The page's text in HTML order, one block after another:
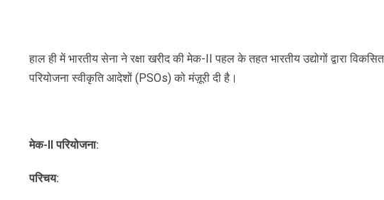
हाल ही में भारतीय सेना ने रक्षा खरीद की मेक-II पहल के तहत भारतीय उद्योगों द्वारा विकसित
परियोजना स्वीकृति आदेशों (PSOs) को मंज़ूरी दी है।
मेक-IIपरियोजना:
परिचय: